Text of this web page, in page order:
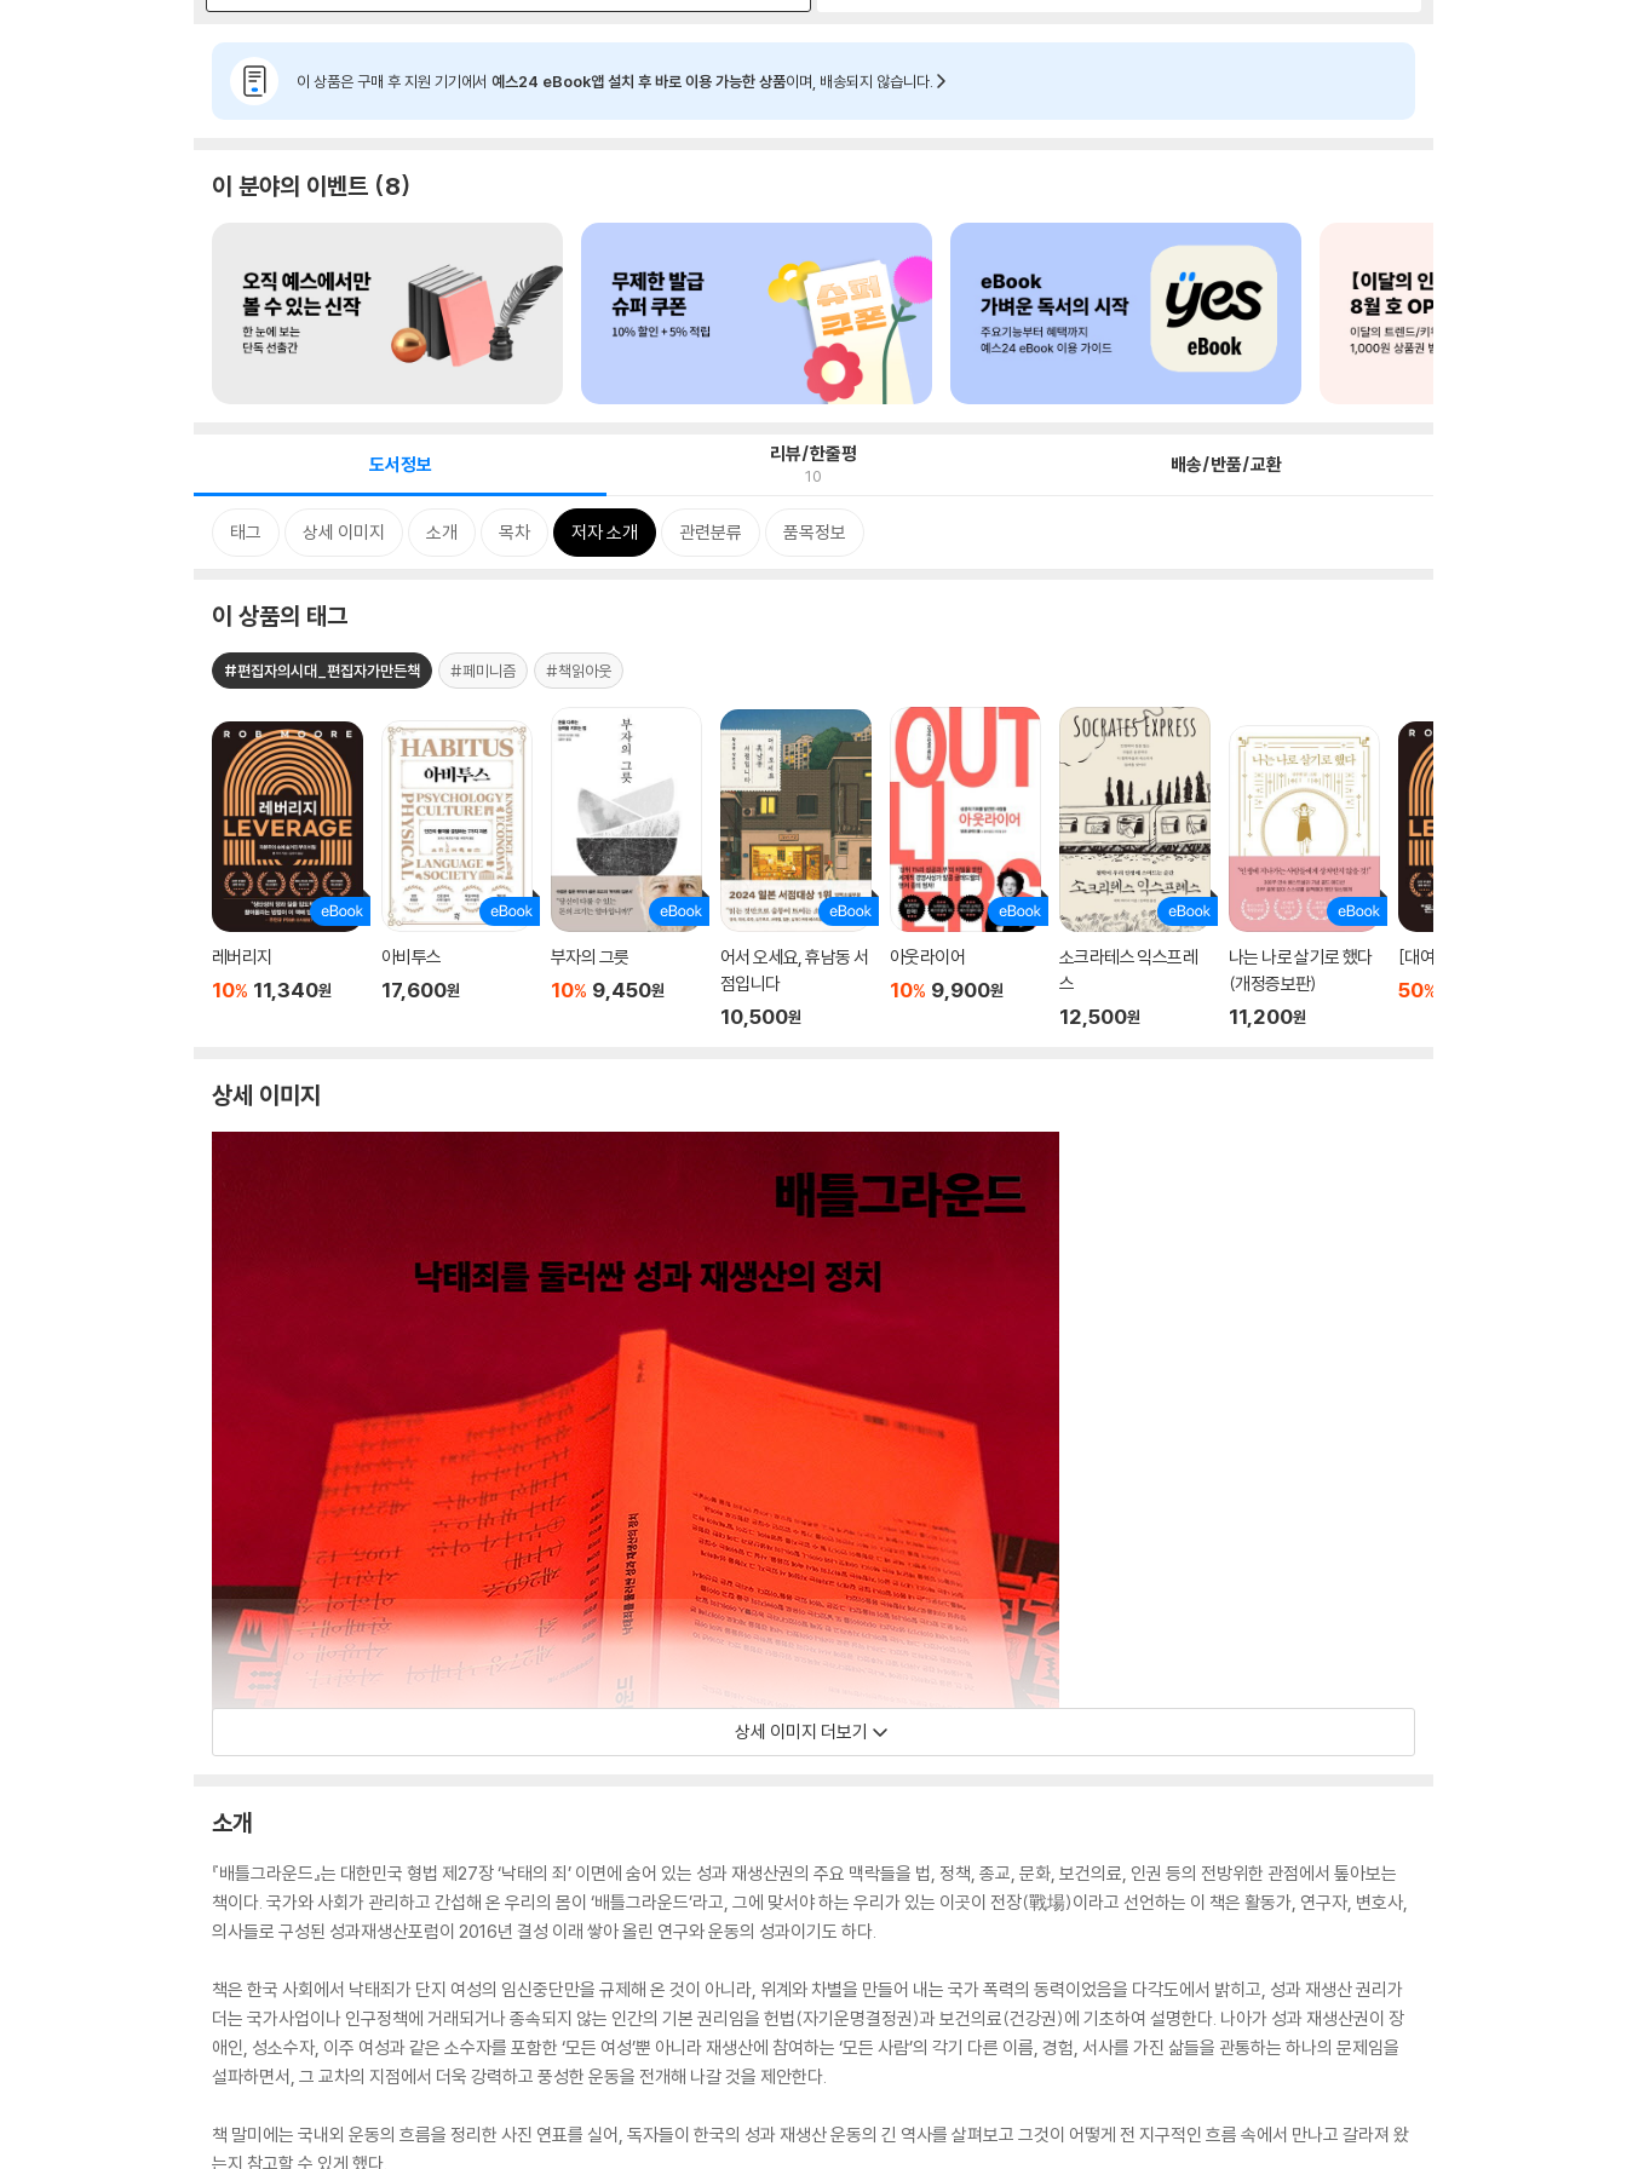
이 상품은 구매 후 지원 기기에서 예스24 eBook앱 설치 후 바로 이용 가능한 상품이며, 배송되지 않습니다.
이 분야의 이벤트 8
도서정보 리뷰/한줄평
10 배송/반품/교환
태그 상세 이미지 소개 목차 저자 소개 관련분류 품목정보
이 상품의 태그
#편집자의시대_편집자가만든책 #페미니즘 #책읽아웃
레버리지
10% 11,340원
아비투스
17,600원
부자의 그릇
10% 9,450원
어서 오세요, 휴남동 서
점입니다
10,500원
아웃라이어
10% 9,900원
소크라테스 익스프레
스
12,500원
나는 나로 살기로 했다
(개정증보판)
11,200원
[대여] 레버리지
50%
상세 이미지
상세 이미지 더보기
소개
『배틀그라운드』는 대한민국 형법 제27장 ‘낙태의 죄’ 이면에 숨어 있는 성과 재생산권의 주요 맥락들을 법, 정책, 종교, 문화, 보건의료, 인권 등의 전방위한 관점에서 톺아보는
책이다. 국가와 사회가 관리하고 간섭해 온 우리의 몸이 ‘배틀그라운드’라고, 그에 맞서야 하는 우리가 있는 이곳이 전장(戰場)이라고 선언하는 이 책은 활동가, 연구자, 변호사,
의사들로 구성된 성과재생산포럼이 2016년 결성 이래 쌓아 올린 연구와 운동의 성과이기도 하다.
책은 한국 사회에서 낙태죄가 단지 여성의 임신중단만을 규제해 온 것이 아니라, 위계와 차별을 만들어 내는 국가 폭력의 동력이었음을 다각도에서 밝히고, 성과 재생산 권리가
더는 국가사업이나 인구정책에 거래되거나 종속되지 않는 인간의 기본 권리임을 헌법(자기운명결정권)과 보건의료(건강권)에 기초하여 설명한다. 나아가 성과 재생산권이 장
애인, 성소수자, 이주 여성과 같은 소수자를 포함한 ‘모든 여성’뿐 아니라 재생산에 참여하는 ‘모든 사람’의 각기 다른 이름, 경험, 서사를 가진 삶들을 관통하는 하나의 문제임을
설파하면서, 그 교차의 지점에서 더욱 강력하고 풍성한 운동을 전개해 나갈 것을 제안한다.
책 말미에는 국내외 운동의 흐름을 정리한 사진 연표를 실어, 독자들이 한국의 성과 재생산 운동의 긴 역사를 살펴보고 그것이 어떻게 전 지구적인 흐름 속에서 만나고 갈라져 왔
는지 참고할 수 있게 했다.